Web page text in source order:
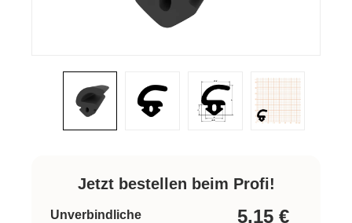
Jetzt bestellen beim Profi!
Unverbindliche
5,15 €